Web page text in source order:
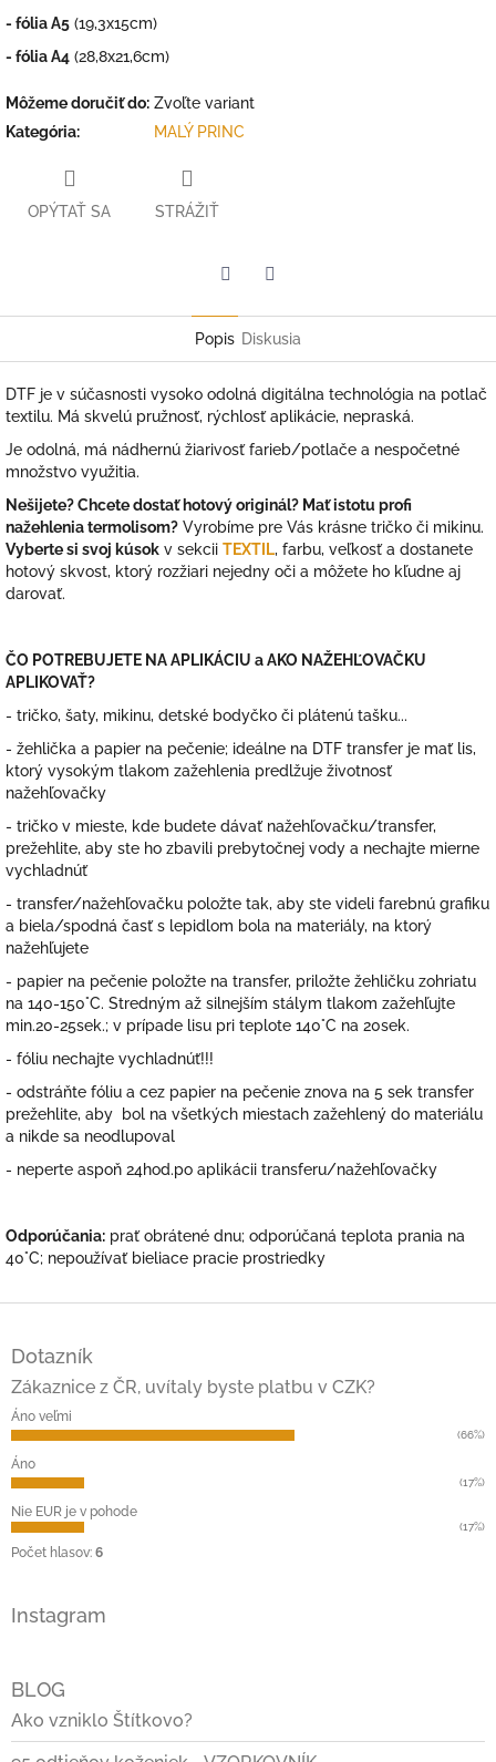
- fólia A5 (19,3x15cm)
- fólia A4 (28,8x21,6cm)
Môžeme doručiť do: Zvoľte variant
Kategória: MALÝ PRINC
OPÝTAŤ SA STRÁŽIŤ
Popis Diskusia
DTF je v súčasnosti vysoko odolná digitálna technológia na potlač
textilu. Má skvelú pružnosť, rýchlosť aplikácie, nepraská.
Je odolná, má nádhernú žiarivosť farieb/potlače a nespočetné
množstvo využitia.
Nešijete? Chcete dostať hotový originál? Mať istotu profi
nažehlenia termolisom? Vyrobíme pre Vás krásne tričko či mikinu.
Vyberte si svoj kúsok v sekcii TEXTIL, farbu, veľkosť a dostanete
hotový skvost, ktorý rozžiari nejedny oči a môžete ho kľudne aj
darovať.
ČO POTREBUJETE NA APLIKÁCIU a AKO NAŽEHĽOVAČKU
APLIKOVAŤ?
- tričko, šaty, mikinu, detské bodyčko či plátenú tašku...
- žehlička a papier na pečenie; ideálne na DTF transfer je mať lis,
ktorý vysokým tlakom zažehlenia predlžuje životnosť
nažehľovačky
- tričko v mieste, kde budete dávať nažehľovačku/transfer,
prežehlite, aby ste ho zbavili prebytočnej vody a nechajte mierne
vychladnúť
- transfer/nažehľovačku položte tak, aby ste videli farebnú grafiku
a biela/spodná časť s lepidlom bola na materiály, na ktorý
nažehľujete
- papier na pečenie položte na transfer, priložte žehličku zohriatu
na 140-150°C. Stredným až silnejším stálym tlakom zažehľujte
min.20-25sek.; v prípade lisu pri teplote 140°C na 20sek.
- fóliu nechajte vychladnúť!!!
- odstráňte fóliu a cez papier na pečenie znova na 5 sek transfer
prežehlite, aby bol na všetkých miestach zažehlený do materiálu
a nikde sa neodlupoval
- neperte aspoň 24hod.po aplikácii transferu/nažehľovačky
Odporúčania: prať obrátené dnu; odporúčaná teplota prania na
40°C; nepoužívať bieliace pracie prostriedky
e
Dotazník
Zákaznice z ČR, uvítaly byste platbu v CZK?
Áno veľmi
(66%)
Áno
(17%)
Nie EUR je v pohode
(17%)
Počet hlasov: 6
Instagram
BLOG
Ako vzniklo Štítkovo?